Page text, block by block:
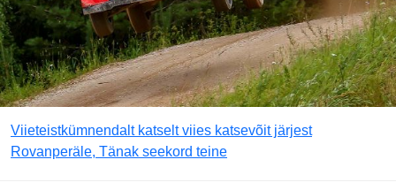
Viieteistkümnendalt katselt viies katsevõit järjest
Rovanperäle, Tänak seekord teine